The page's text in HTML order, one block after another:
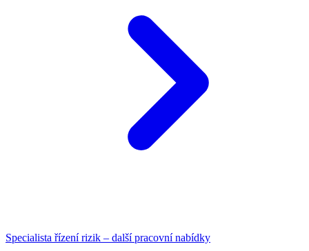
Specialista řízení rizik – další pracovní nabídky